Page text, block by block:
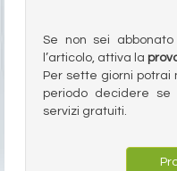
Se non sei
l’articolo, attiva la
Per sette giorni potrai
periodo decidere
servizi gratuiti.